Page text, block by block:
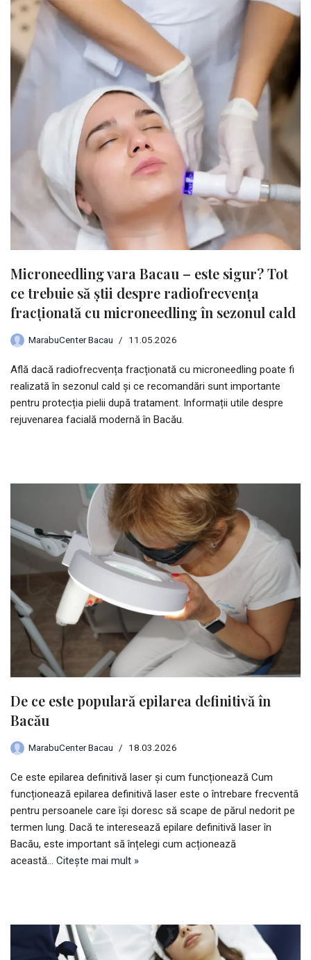
Microneedling vara Bacau – este sigur? Tot
ce trebuie să știi despre radiofrecvența
fracționată cu microneedling în sezonul cald
MarabuCenter Bacau 11.05.2026
Află dacă radiofrecvența fracționată cu microneedling poate fi
realizată în sezonul cald și ce recomandări sunt importante
pentru protecția pielii după tratament. Informații utile despre
rejuvenarea facială modernă în Bacău.
De ce este populară epilarea definitivă în
Bacău
MarabuCenter Bacau 18.03.2026
Ce este epilarea definitivă laser și cum funcționează Cum
funcționează epilarea definitivă laser este o întrebare frecventă
pentru persoanele care își doresc să scape de părul nedorit pe
termen lung. Dacă te interesează epilare definitivă laser în
Bacău, este important să înțelegi cum acționează
această… Citește mai mult »